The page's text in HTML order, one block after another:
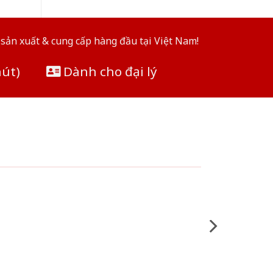
xuất & cung cấp hàng đầu tại Việt Nam!
Dành cho đại lý